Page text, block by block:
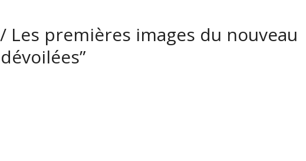
Les premières images du nouveau